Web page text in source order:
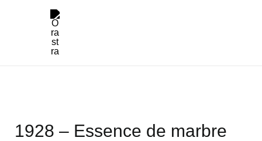
menu
1928 – Essence de marbre
1928